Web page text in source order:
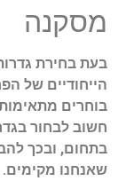
מסקנה
בעת בחירת
הייחודיים של
בוחרים
חשוב לבחור
בתחום, ובכך
שאנחנו מקימים.